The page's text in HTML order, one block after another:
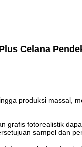
Celana
produksi massal,
grafis fotorealistik
sampel dan